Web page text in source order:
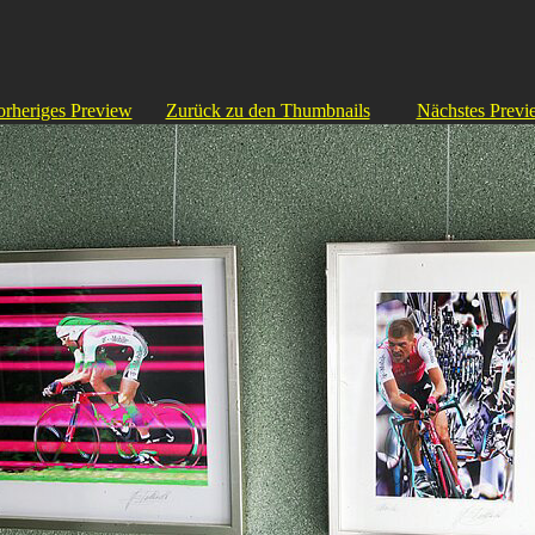
Preview Zurück zu den Thumbnails Nächstes